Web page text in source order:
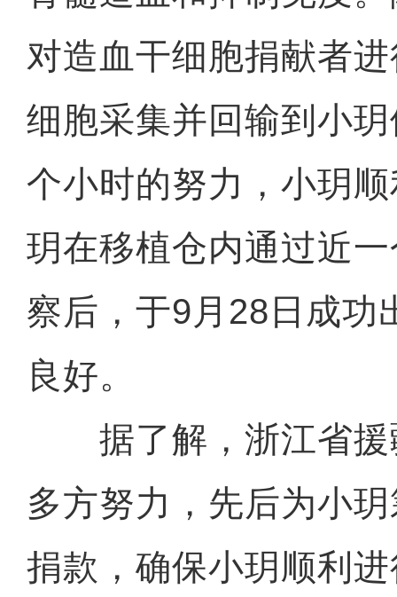
对造血干细胞捐献者
细胞采集并回输到小
个小时的努力，小玥
玥在移植仓内通过近
察后，于9月28日成功
良好。
据了解，浙江省援
多方努力，先后为小
捐款，确保小玥顺利